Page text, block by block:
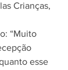
Crianças,
“Muito
esse